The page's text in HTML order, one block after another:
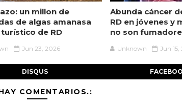
un millon de
de algas amanasa
de RD
Jun 23, 2026
Abunda cáncer
RD en jóvenes y
no son
Unknown Jun
DISQUS
COMENTARIOS.: